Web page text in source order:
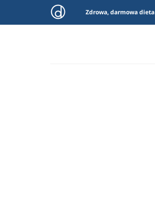
Zdrowa, darmowa dieta